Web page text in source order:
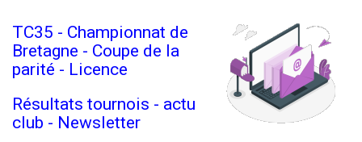
TC35 - Championnat de
Bretagne - Coupe de la
parité - Licence
Résultats tournois - actu
club - Newsletter